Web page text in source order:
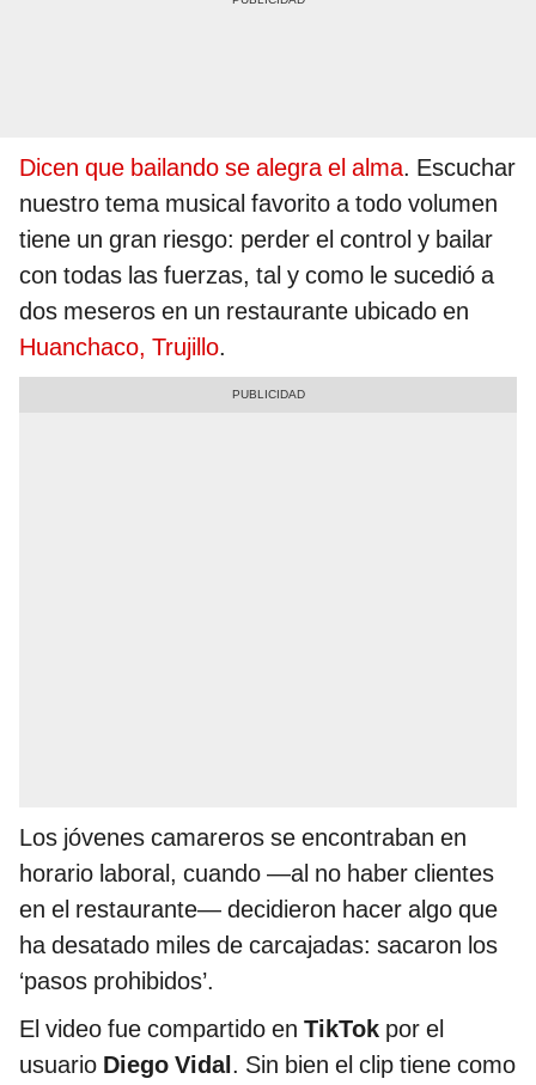
Dicen que bailando se alegra el alma. Escuchar
nuestro tema musical favorito a todo volumen
tiene un gran riesgo: perder el control y bailar
con todas las fuerzas, tal y como le sucedió a
dos meseros en un restaurante ubicado en
Huanchaco, Trujillo.
Los jóvenes camareros se encontraban en
horario laboral, cuando —al no haber clientes
en el restaurante— decidieron hacer algo que
ha desatado miles de carcajadas: sacaron los
‘pasos prohibidos’.
El video fue compartido en TikTok por el
usuario Diego Vidal. Sin bien el clip tiene como